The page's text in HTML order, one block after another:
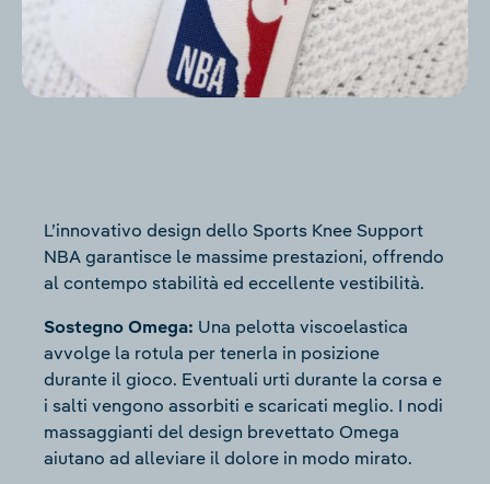
L’innovativo design dello Sports Knee Support
NBA garantisce le massime prestazioni, offrendo
al contempo stabilità ed eccellente vestibilità.
Sostegno Omega: Una pelotta viscoelastica
avvolge la rotula per tenerla in posizione
durante il gioco. Eventuali urti durante la corsa e
i salti vengono assorbiti e scaricati meglio. I nodi
massaggianti del design brevettato Omega
aiutano ad alleviare il dolore in modo mirato.